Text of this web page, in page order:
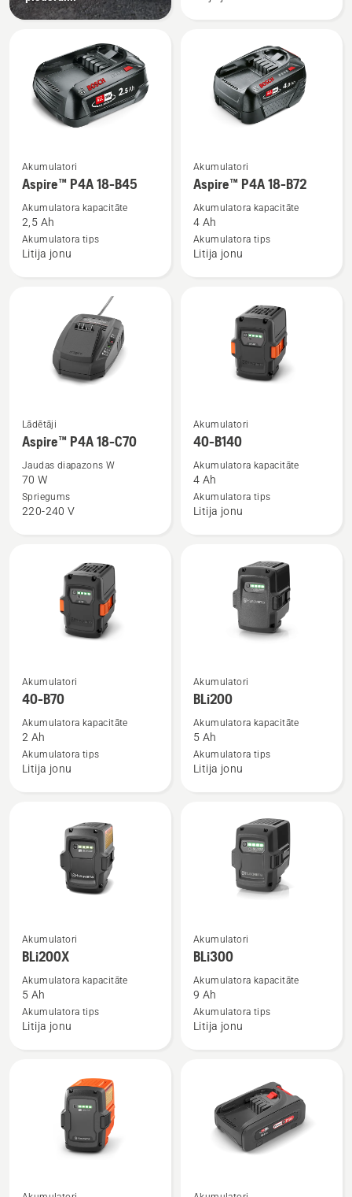
Skatīt
vairāk
par
Aspire™
P4A
Akumulatori
Aspire™ P4A 18-B45
Akumulatora kapacitāte
2,5 Ah
Akumulatora tips
Litija jonu
Skatīt
vairāk
par
Aspire™
P4A
Akumulatori
Aspire™ P4A 18-B72
Akumulatora kapacitāte
4 Ah
Akumulatora tips
Litija jonu
Skatīt
vairāk
par
Aspire™
P4A
Lādētāji
Aspire™ P4A 18-C70
Jaudas diapazons W
70 W
Spriegums
220-240 V
Skatīt
vairāk
par
40-
B140
Akumulatori
40-B140
Akumulatora kapacitāte
4 Ah
Akumulatora tips
Litija jonu
Skatīt
vairāk
par
40-
B70
Akumulatori
40-B70
Akumulatora kapacitāte
2 Ah
Akumulatora tips
Litija jonu
Skatīt
vairāk
par
BLi200
Akumulatori
BLi200
Akumulatora kapacitāte
5 Ah
Akumulatora tips
Litija jonu
Skatīt
vairāk
par
BLi200X
Akumulatori
BLi200X
Akumulatora kapacitāte
5 Ah
Akumulatora tips
Litija jonu
Skatīt
vairāk
par
BLi300
Akumulatori
BLi300
Akumulatora kapacitāte
9 Ah
Akumulatora tips
Litija jonu